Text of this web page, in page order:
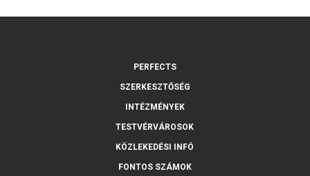
PERFECTS
SZERKESZTŐSÉG
INTÉZMÉNYEK
TESTVÉRVÁROSOK
KÖZLEKEDÉSI INFÓ
FONTOS SZÁMOK